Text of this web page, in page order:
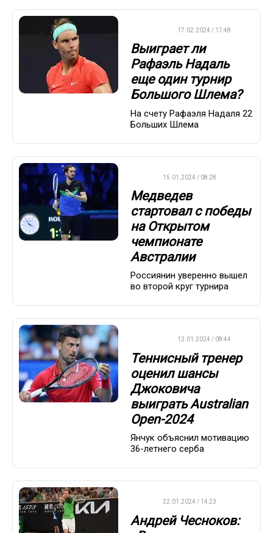
17.02.2024 / 17:48
Выиграет ли
Рафаэль Надаль
еще один турнир
Большого Шлема?
На счету Рафаэля Надаля 22
Больших Шлема
15.01.2024 / 08:28
Медведев
стартовал с победы
на Открытом
чемпионате
Австралии
Россиянин уверенно вышел
во второй круг турнира
12.01.2024 / 08:44
Теннисный тренер
оценил шансы
Джоковича
выиграть Australian
Open-2024
Янчук объяснил мотивацию
36-летнего серба
22.01.2024 / 14:23
Андрей Чесноков: